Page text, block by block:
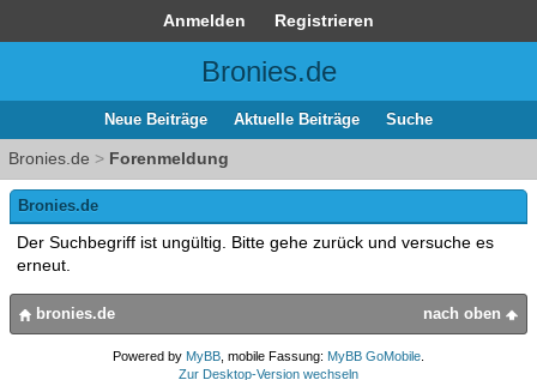
Anmelden Registrieren
Bronies.de
Neue Beiträge Aktuelle Beiträge Suche
Bronies.de > Forenmeldung
Bronies.de
Der Suchbegriff ist ungültig. Bitte gehe zurück und versuche es
erneut.
nach oben
bronies.de
Powered by MyBB , mobile Fassung: MyBB GoMobile
Zur Desktop-Version wechseln